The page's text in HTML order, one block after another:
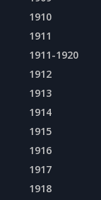
1910
1911
1911-1920
1912
1913
1914
1915
1916
1917
1918